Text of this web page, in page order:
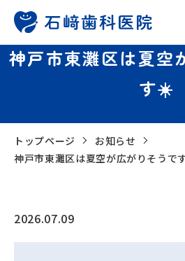
神戸市東灘区は夏空
す☀️
トップページ
お知らせ
神戸市東灘区は夏空が広がりそうで
2026.07.09